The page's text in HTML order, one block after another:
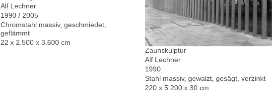
Alf Lechner
1990 / 2005
Chromstahl massiv, geschmiedet,
geflämmt
22 x 2.500 x 3.600 cm
Zaunskulptur
Alf Lechner
1990
Stahl massiv, gewalzt, gesägt, verzinkt
220 x 5.200 x 30 cm